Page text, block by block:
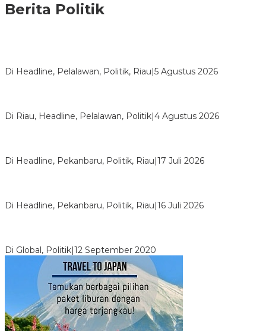
Berita Politik
Di Headline, Pelalawan, Politik, Riau|5 Agustus 2026
Di Riau, Headline, Pelalawan, Politik|4 Agustus 2026
Di Headline, Pekanbaru, Politik, Riau|17 Juli 2026
Di Headline, Pekanbaru, Politik, Riau|16 Juli 2026
Di Global, Politik|12 September 2020